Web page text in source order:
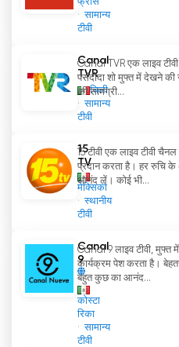
फ्रांस
सामान्य
टीवी
Canal
TVR
चिली
सामान्य
टीवी
Canal TVR एक लाइव
पसंदीदा शो मुफ्त में देखने की
की सामग्री...
15
TV
मेक्सिको
स्थानीय
टीवी
15 टीवी एक लाइव टीवी
प्रदान करता है। हर रुचि के
आनंद लें। कोई भी...
Canal
9
कोस्टा
रिका
सामान्य
टीवी
Canal 9 लाइव टीवी, मुफ्त
कार्यक्रम पेश करता है।
बहुत कुछ का आनंद...